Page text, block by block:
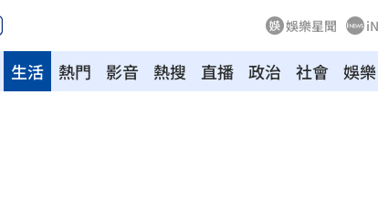
娛樂星聞
熱門 影音 熱搜 直播 政治 社會 娛樂
生活